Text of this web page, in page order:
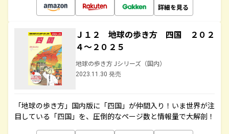
詳細を見る
Ｊ１２ 地球の歩き方 四国 ２０２
４～２０２５
地球の歩き方 Jシリーズ（国内）
2023.11.30 発売
「地球の歩き方」国内版に「四国」が仲間入り！いま世界が注
目している「四国」を、圧倒的なページ数と情報量で大解剖！